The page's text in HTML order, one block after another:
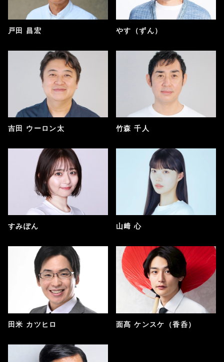
戸田 昌宏 やす（ずん）
吉田 ウーロン太 竹森 千人
すみぽん 山﨑 心
田米 カツヒロ 面髙 ケンスケ（香呑）